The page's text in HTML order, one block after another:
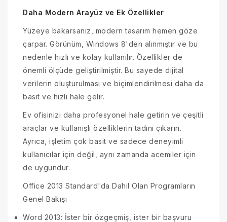
Daha Modern Arayüz ve Ek Özellikler
Yüzeye bakarsanız, modern tasarım hemen göze
çarpar. Görünüm, Windows 8'den alınmıştır ve bu
nedenle hızlı ve kolay kullanılır. Özellikler de
önemli ölçüde geliştirilmiştir. Bu sayede dijital
verilerin oluşturulması ve biçimlendirilmesi daha da
basit ve hızlı hale gelir.
Ev ofisinizi daha profesyonel hale getirin ve çeşitli
araçlar ve kullanışlı özelliklerin tadını çıkarın.
Ayrıca, işletim çok basit ve sadece deneyimli
kullanıcılar için değil, aynı zamanda acemiler için
de uygundur.
Office 2013 Standard'da Dahil Olan Programların
Genel Bakışı
Word 2013: İster bir özgeçmiş, ister bir başvuru